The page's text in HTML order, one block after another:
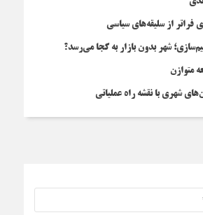
فراتر از سلیقه‌های سیاسی
شهر بدون بازار به کجا می‌رسد؟
متوازن
شهری با نقشه راه عملیاتی